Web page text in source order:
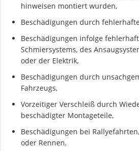
hinweisen montiert wurden,
Beschädigungen durch
Beschädigungen infolge
Schmiersystems, des
oder der Elektrik,
Beschädigungen durch
Fahrzeugs,
Vorzeitiger Verschleiß durch
beschädigter Montageteile,
Beschädigungen bei
oder Rennen,
Ich stimme der DSGVO zu